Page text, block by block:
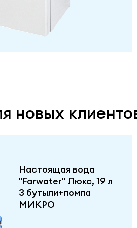
новых
Настоящая вода
"Farwater" Люкс, 19 л
3 бутыли+помпа
МИКРО